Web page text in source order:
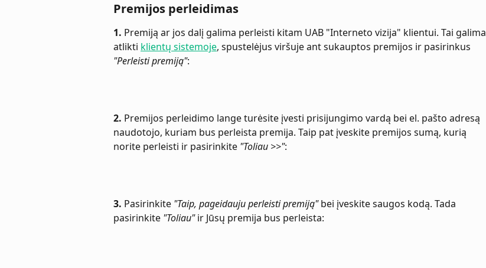
Premijos perleidimas
1. Premiją ar jos dalį galima perleisti kitam UAB "Interneto vizija" klientui. Tai galima
atlikti klientų sistemoje, spustelėjus viršuje ant sukauptos premijos ir pasirinkus
"Perleisti premiją":
2. Premijos perleidimo lange turėsite įvesti prisijungimo vardą bei el. pašto adresą
naudotojo, kuriam bus perleista premija. Taip pat įveskite premijos sumą, kurią
norite perleisti ir pasirinkite "Toliau >>":
3. Pasirinkite "Taip, pageidauju perleisti premiją" bei įveskite saugos kodą. Tada
pasirinkite "Toliau" ir Jūsų premija bus perleista: